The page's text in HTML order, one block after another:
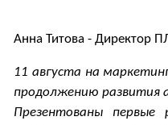
Анна Титова - Директор
11 августа на
продолжению развития
Презентованы первые